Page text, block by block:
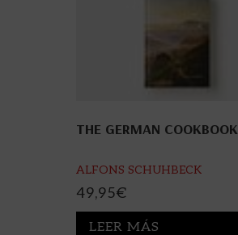
THE GERMAN COOKBOOK
ALFONS SCHUHBECK
49,95€
LEER MÁS